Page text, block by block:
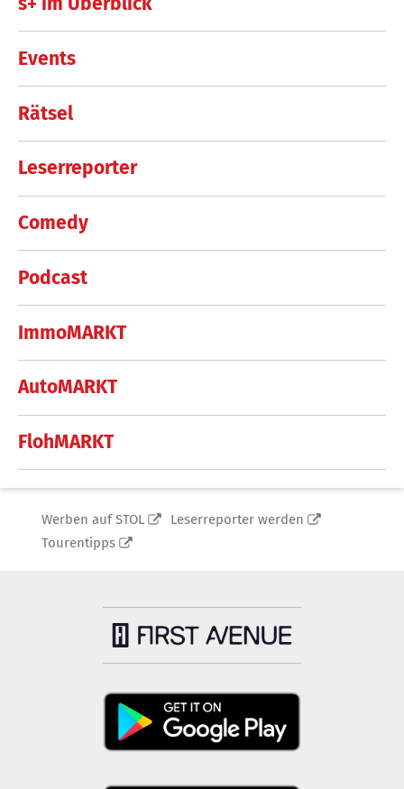
Events
Rätsel
Leserreporter
Comedy
Podcast
ImmoMARKT
AutoMARKT
FlohMARKT
Werben auf STOL
Leserreporter werden
Tourentipps